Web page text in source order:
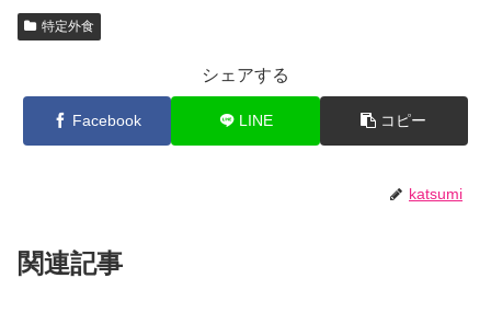
特定外食
シェアする
Facebook LINE コピー
katsumi
関連記事